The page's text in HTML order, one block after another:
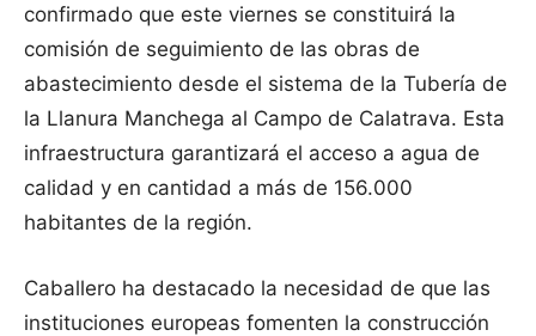
confirmado que este viernes se constituirá la
comisión de seguimiento de las obras de
abastecimiento desde el sistema de la Tubería de
la Llanura Manchega al Campo de Calatrava. Esta
infraestructura garantizará el acceso a agua de
calidad y en cantidad a más de 156.000
habitantes de la región.
Caballero ha destacado la necesidad de que las
instituciones europeas fomenten la construcción